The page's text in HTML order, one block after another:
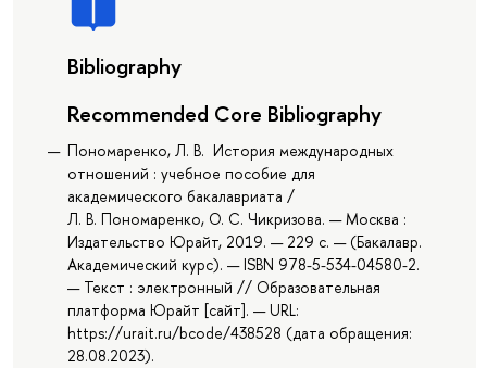
Bibliography
Recommended Core Bibliography
Пономаренко, Л. В. История международных
отношений : учебное пособие для
академического бакалавриата /
Л. В. Пономаренко, О. С. Чикризова. — Москва :
Издательство Юрайт, 2019. — 229 с. — (Бакалавр.
Академический курс). — ISBN 978-5-534-04580-2.
— Текст : электронный // Образовательная
платформа Юрайт [сайт]. — URL:
https://urait.ru/bcode/438528 (дата обращения:
28.08.2023).